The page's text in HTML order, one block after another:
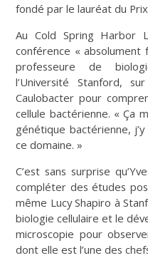
fondé par le lauréat du
Au Cold Spring Harbor
conférence « absolument
professeure de
l’Université Stanford,
Caulobacter pour
cellule bactérienne. « Ça
génétique bactérienne,
ce domaine. »
C’est sans surprise
compléter des études
même Lucy Shapiro à
biologie cellulaire et le
microscopie pour
dont elle est l’une des